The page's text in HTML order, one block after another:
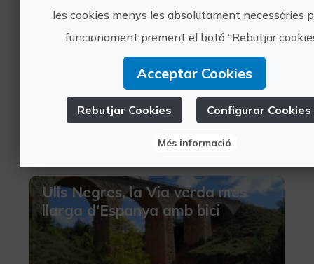
37€
València, VALÈNCIA
Ulls Negres, la Via verda més
llarga d'Espanya amb bici
les cookies menys les absolutament necessàries
funcionament prement el botó “Rebutjar
Acceptar Cookies
Rebutjar Cookies Configurar Cookies
Més informació